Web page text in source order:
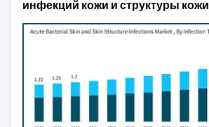
инфекций кожи и структуры кожи